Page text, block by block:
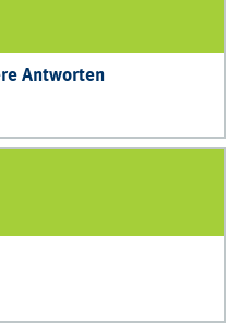
Antworten